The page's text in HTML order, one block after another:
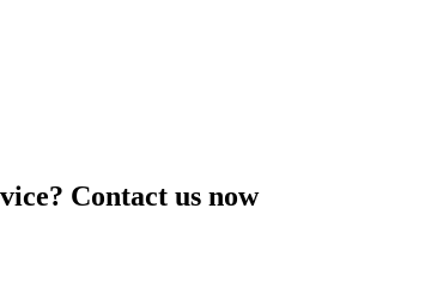
Contact us now